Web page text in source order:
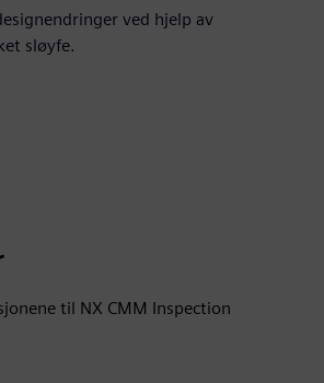
ved hjelp av
sløyfe.
til NX CMM Inspection